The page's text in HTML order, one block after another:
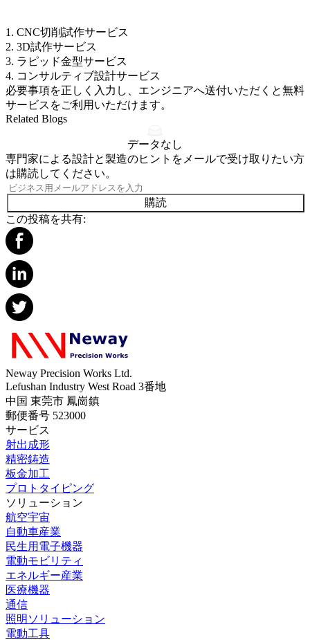
1. CNC切削試作サービス
2. 3D試作サービス
3. ラピッド金型サービス
4. コンサルティブ設計サービス
必要事項を正しく入力し、エンジニアへ送付いただくと無料
サービスをご利用いただけます。
Related Blogs
データなし
専門家による設計と製造のヒントをメールで受け取りたい方
は購読してください。
購読
この投稿を共有:
Neway Precision Works Ltd.
Lefushan Industry West Road 3番地
中国 東莞市 鳳崗鎮
郵便番号 523000
サービス
射出成形
精密鋳造
板金加工
プロトタイピング
ソリューション
航空宇宙
自動車産業
民生用電子機器
電動モビリティ
エネルギー産業
医療機器
通信
照明ソリューション
電動工具